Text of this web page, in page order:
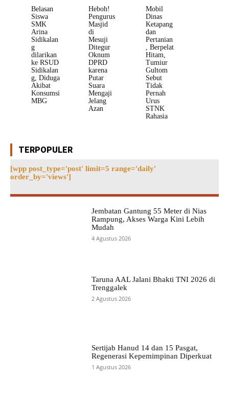
Belasan
Siswa
SMK
Arina
Sidikalan
g
dilarikan
ke RSUD
Sidikalan
g, Diduga
Akibat
Konsumsi
MBG
Heboh!
Pengurus
Masjid
di
Mesuji
Ditegur
Oknum
DPRD
karena
Putar
Suara
Mengaji
Jelang
Azan
Mobil
Dinas
Ketapang
dan
Pertanian
, Berpelat
Hitam,
Tumiur
Gultom
Sebut
Tidak
Pernah
Urus
STNK
Rahasia
TERPOPULER
[wpp post_type='post' limit=5 range='daily'
order_by='views']
Jembatan Gantung 55 Meter di Nias
Rampung, Akses Warga Kini Lebih
Mudah
4 Agustus 2026
Taruna AAL Jalani Bhakti TNI 2026 di
Trenggalek
2 Agustus 2026
Sertijab Hanud 14 dan 15 Pasgat,
Regenerasi Kepemimpinan Diperkuat
1 Agustus 2026